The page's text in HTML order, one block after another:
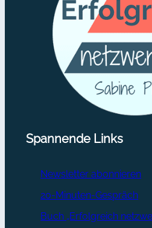
Spannende Links
Newsletter abonnieren
20-Minuten-Gespräch
Buch „Erfolgreich